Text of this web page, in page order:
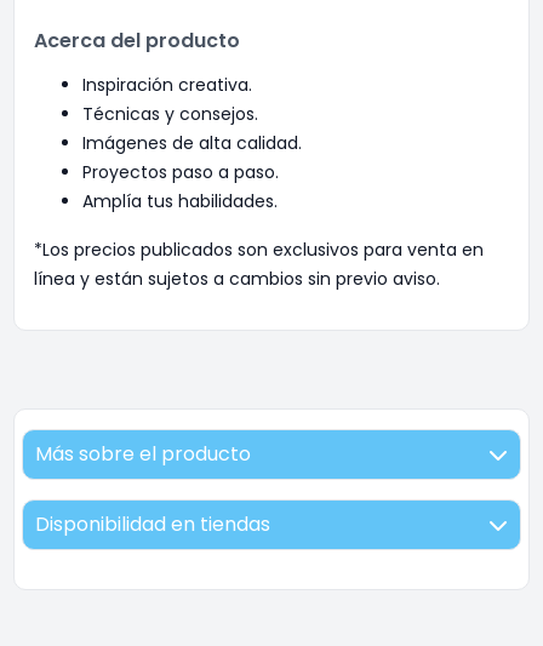
Acerca del producto
Inspiración creativa.
Técnicas y consejos.
Imágenes de alta calidad.
Proyectos paso a paso.
Amplía tus habilidades.
*Los precios publicados son exclusivos para venta en
línea y están sujetos a cambios sin previo aviso.
Más sobre el producto
Disponibilidad en tiendas